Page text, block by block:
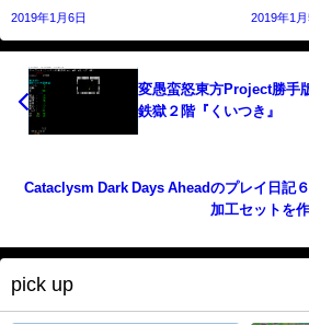
2019年1月6日 2019年1月
変愚蛮怒東方Project勝手
鉄獄２階『くいつき』
Cataclysm Dark Days Aheadのプレイ日記
加工セットを
pick up